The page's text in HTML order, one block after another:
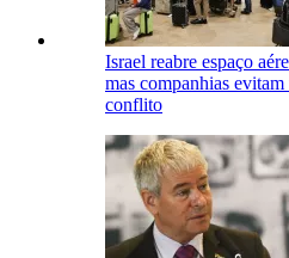
Israel reabre espaço
mas companhias
conflito